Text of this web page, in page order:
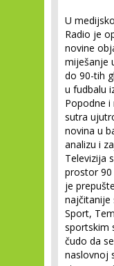
U
Radio je
novine
miješanje
do 90-tih
u fudbalu
Popodne i
sutra
novina u
analizu i
Televizija
prostor
je
najčitanije
Sport,
sportskim
čudo da
naslovnoj